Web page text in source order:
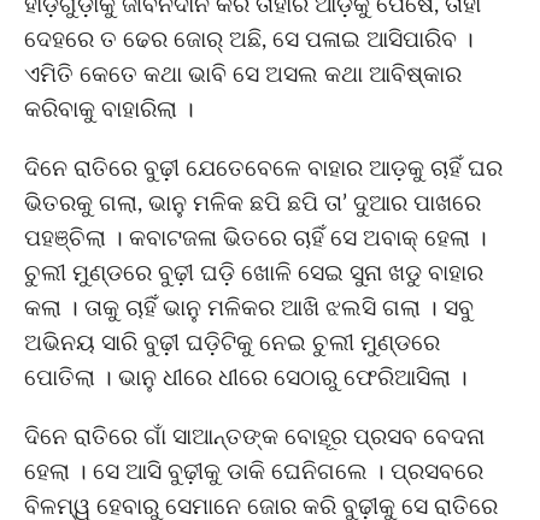
ହାଡ଼ଗୁଡ଼ାକୁ ଜୀବନଦାନ କରି ତାହାରି ଆଡ଼କୁ ପେଷେ, ତାହା
ଦେହରେ ତ ଢେର ଜୋର୍ ଅଛି, ସେ ପଳାଇ ଆସିପାରିବ ।
ଏମିତି କେତେ କଥା ଭାବି ସେ ଅସଲ କଥା ଆବିଷ୍କାର
କରିବାକୁ ବାହାରିଲା ।
ଦିନେ ରାତିରେ ବୁଢ଼ୀ ଯେତେବେଳେ ବାହାର ଆଡ଼କୁ ଚାହିଁ ଘର
ଭିତରକୁ ଗଲା, ଭାନୁ ମଳିକ ଛପି ଛପି ତା’ ଦୁଆର ପାଖରେ
ପହଞ୍ଚିଲା । କବାଟଜଳା ଭିତରେ ଚାହିଁ ସେ ଅବାକ୍ ହେଲା ।
ଚୁଲୀ ମୁଣ୍ଡରେ ବୁଢ଼ୀ ଘଡ଼ି ଖୋଳି ସେଇ ସୁନା ଖଡୁ ବାହାର
କଲା । ତାକୁ ଚାହିଁ ଭାନୁ ମଳିକର ଆଖି ଝଲସି ଗଲା । ସବୁ
ଅଭିନୟ ସାରି ବୁଢ଼ୀ ଘଡ଼ିଟିକୁ ନେଇ ଚୁଲୀ ମୁଣ୍ଡରେ
ପୋତିଲା । ଭାନୁ ଧୀରେ ଧୀରେ ସେଠାରୁ ଫେରିଆସିଲା ।
ଦିନେ ରାତିରେ ଗାଁ ସାଆନ୍ତଙ୍କ ବୋହୂର ପ୍ରସବ ବେଦନା
ହେଲା । ସେ ଆସି ବୁଢ଼ୀକୁ ଡାକି ଘେନିଗଲେ । ପ୍ରସବରେ
ବିଳମ୍ୱ ହେବାରୁ ସେମାନେ ଜୋର କରି ବୁଢ଼ୀକୁ ସେ ରାତିରେ